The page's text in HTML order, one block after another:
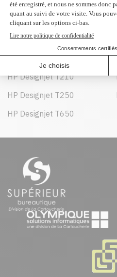
Peut être utilisé dans
HP Designjet Studio
HP Designjet T210
HP Designjet T250
HP Designjet T650